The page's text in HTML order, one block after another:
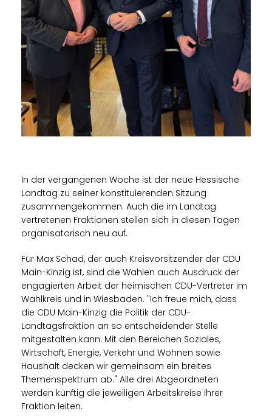
In der vergangenen Woche ist der neue Hessische
Landtag zu seiner konstituierenden Sitzung
zusammengekommen. Auch die im Landtag
vertretenen Fraktionen stellen sich in diesen Tagen
organisatorisch neu auf.
Für Max Schad, der auch Kreisvorsitzender der CDU
Main-Kinzig ist, sind die Wahlen auch Ausdruck der
engagierten Arbeit der heimischen CDU-Vertreter im
Wahlkreis und in Wiesbaden. "Ich freue mich, dass
die CDU Main-Kinzig die Politik der CDU-
Landtagsfraktion an so entscheidender Stelle
mitgestalten kann. Mit den Bereichen Soziales,
Wirtschaft, Energie, Verkehr und Wohnen sowie
Haushalt decken wir gemeinsam ein breites
Themenspektrum ab." Alle drei Abgeordneten
werden künftig die jeweiligen Arbeitskreise ihrer
Fraktion leiten.